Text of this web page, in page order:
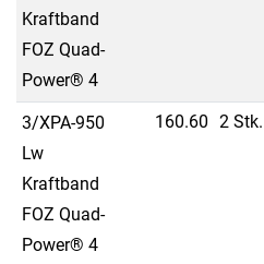
Kraftband
FOZ Quad-
Power® 4
3/XPA-950
Lw
Kraftband
FOZ Quad-
Power® 4
160.60 2 Stk.